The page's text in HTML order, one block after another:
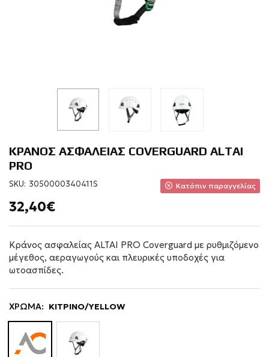
ΚΡΑΝΟΣ ΑΣΦΑΛΕΙΑΣ COVERGUARD ALTAI
PRO
SKU: 3050000340411S Κατόπιν παραγγελίας
32,40€
Κράνος ασφαλείας ALTAI PRO Coverguard με ρυθμιζόμενο
μέγεθος, αεραγωγούς και πλευρικές υποδοχές για
ωτοασπίδες.
ΧΡΩΜΑ: ΚΙΤΡΙΝΟ/YELLOW